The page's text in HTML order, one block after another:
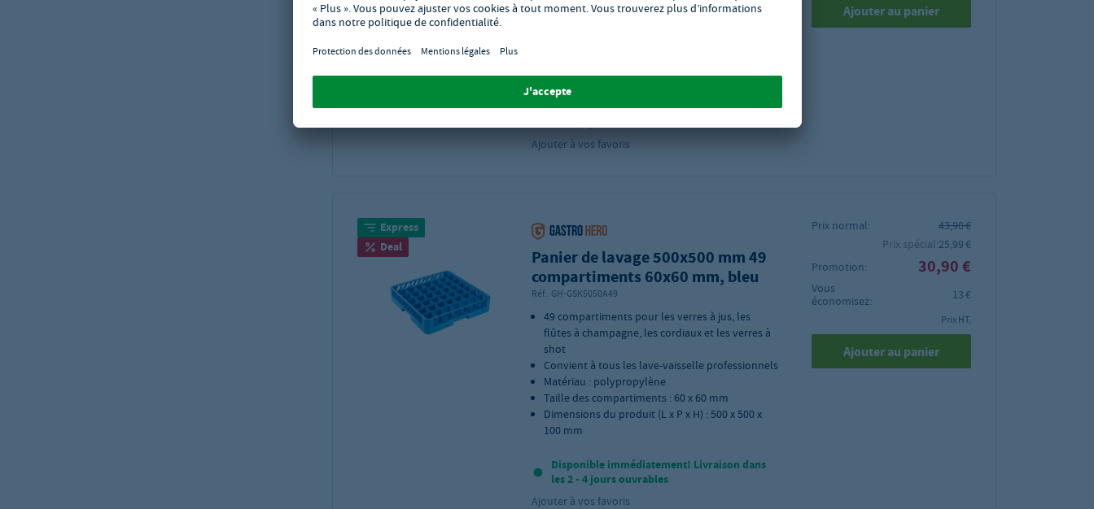
Convient à tous les lave-vaisselle professionnels
100 mm
Disponible immédiatement! Livraison dans
Ajouter à vos favoris
Ajouter au panier
Express
Deal
Panier de lavage 500x500 mm 49
compartiments 60x60 mm, bleu
Réf.: GH-GSK5050A49
49 compartiments pour les verres à jus, les
flûtes à champagne, les cordiaux et les verres à
shot
Convient à tous les lave-vaisselle professionnels
Matériau : polypropylène
Taille des compartiments : 60 x 60 mm
Dimensions du produit (L x P x H) : 500 x 500 x
100 mm
Disponible immédiatement! Livraison dans
les 2 - 4 jours ouvrables
Ajouter à vos favoris
Prix normal:
43,90 €
Prix spécial:25,99 €
Promotion:
30,90 €
Vous
économisez:
13 €
Prix HT,
Ajouter au panier